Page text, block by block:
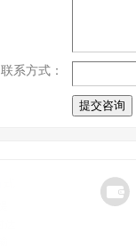
联系方式：